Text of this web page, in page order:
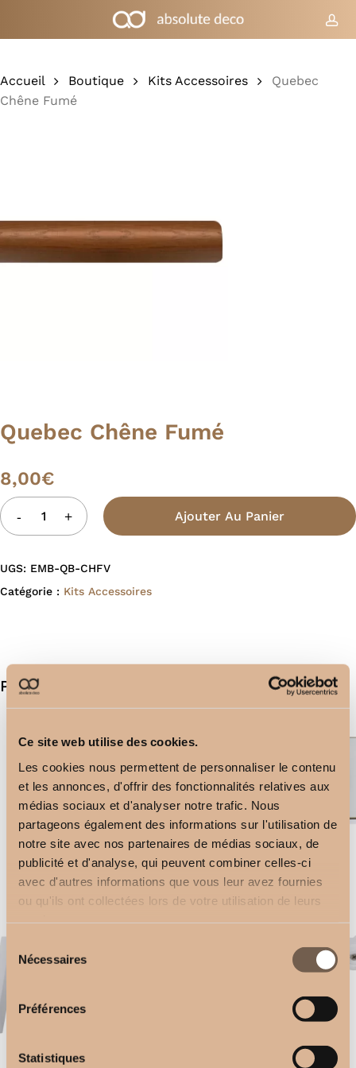
Ce site web utilise des cookies.
Les cookies nous permettent de personnaliser le contenu
et les annonces, d'offrir des fonctionnalités relatives aux
médias sociaux et d'analyser notre trafic. Nous
partageons également des informations sur l'utilisation de
notre site avec nos partenaires de médias sociaux, de
publicité et d'analyse, qui peuvent combiner celles-ci
avec d'autres informations que vous leur avez fournies
ou qu'ils ont collectées lors de votre utilisation de leurs
Nécessaires
Préférences
Statistiques
Chariot Fermer
Accueil
Boutique Kits Accessoires
Quebec
Chêne Fumé
Quebec Chêne Fumé
8,00€
Ajouter Au Panier
UGS: EMB-QB-CHFV
Catégorie : Kits Accessoires
Produits similaires
Ceiling Brackets
2,50 €
Télécommande 5 canaux
2,50€
Equerre 11cm
Equerre 17cm